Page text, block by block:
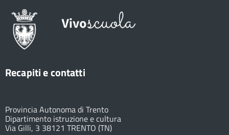
Recapiti e contatti
Provincia Autonoma di Trento
Dipartimento istruzione e cultura
Via Gilli, 3 38121 TRENTO (TN)